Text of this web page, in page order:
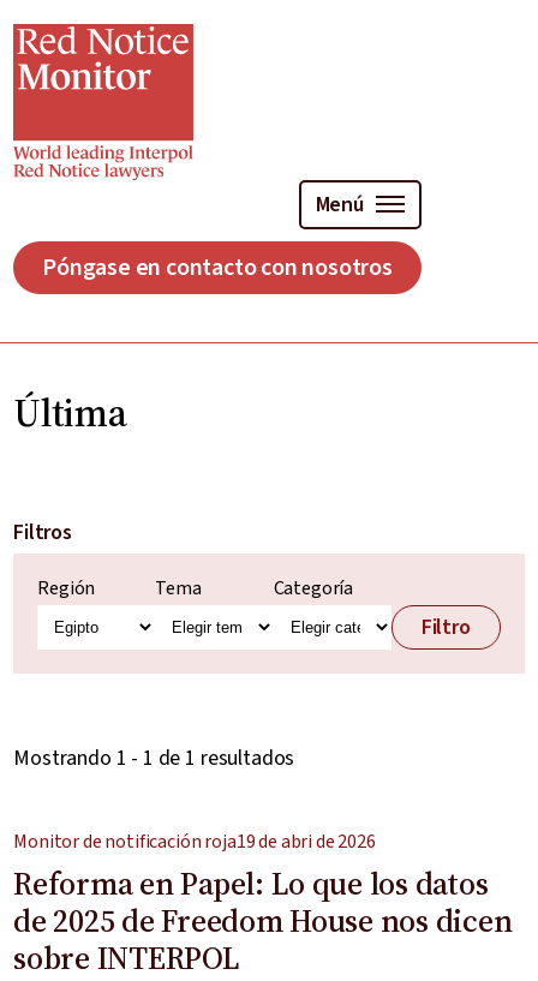
al
contenido
principal
Menú
Póngase en contacto con nosotros
Última
Filtros
Región Tema Categoría
Filtro
Mostrando 1 - 1 de 1 resultados
Monitor de notificación roja19 de abri de 2026
Reforma en Papel: Lo que los datos
de 2025 de Freedom House nos dicen
sobre INTERPOL